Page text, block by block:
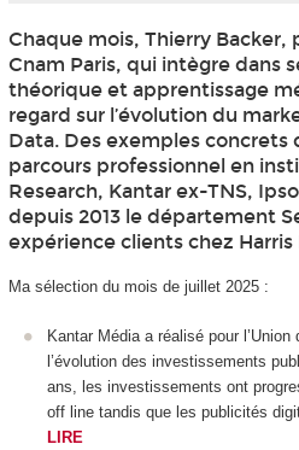
Chaque mois, Thierry Backer,
Cnam Paris, qui intègre dans
théorique et apprentissage
regard sur l’évolution du
Data. Des exemples concrets
parcours professionnel en
Research, Kantar ex-TNS,
depuis 2013 le département
expérience clients chez
Ma sélection du mois de juillet 2025 :
Kantar Média a réalisé pour
l’évolution des investissements
ans, les investissements ont
off line tandis que les publicités
LIRE